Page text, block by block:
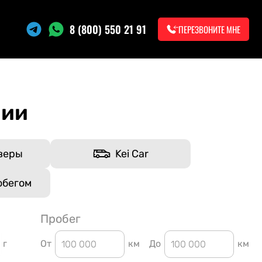
8 (800) 550 21 91 ПЕРЕЗВОНИТЕ МНЕ
Kei Car
г
Пробег
От км До км